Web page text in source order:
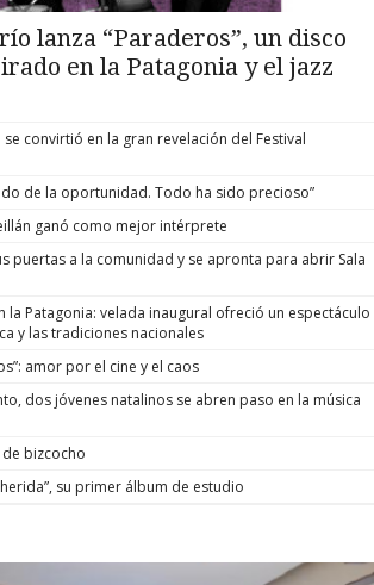
lanza “Paraderos”, un disco
en la Patagonia y el jazz
se convirtió en la gran revelación del Festival
de la oportunidad. Todo ha sido precioso”
ganó como mejor intérprete
puertas a la comunidad y se apronta para abrir Sala
la Patagonia: velada inaugural ofreció un espectáculo
y las tradiciones nacionales
amor por el cine y el caos
dos jóvenes natalinos se abren paso en la música
de bizcocho
su primer álbum de estudio